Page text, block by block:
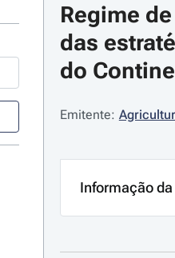
Regime
das
do
Emitente:
Informação